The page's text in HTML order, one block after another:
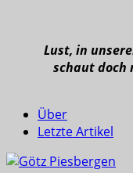
Lust, in
schaut doch
Über
Letzte Artikel